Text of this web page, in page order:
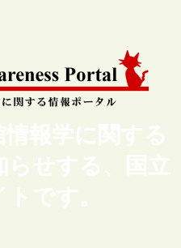
情報学に関する
らせする、国立
です。